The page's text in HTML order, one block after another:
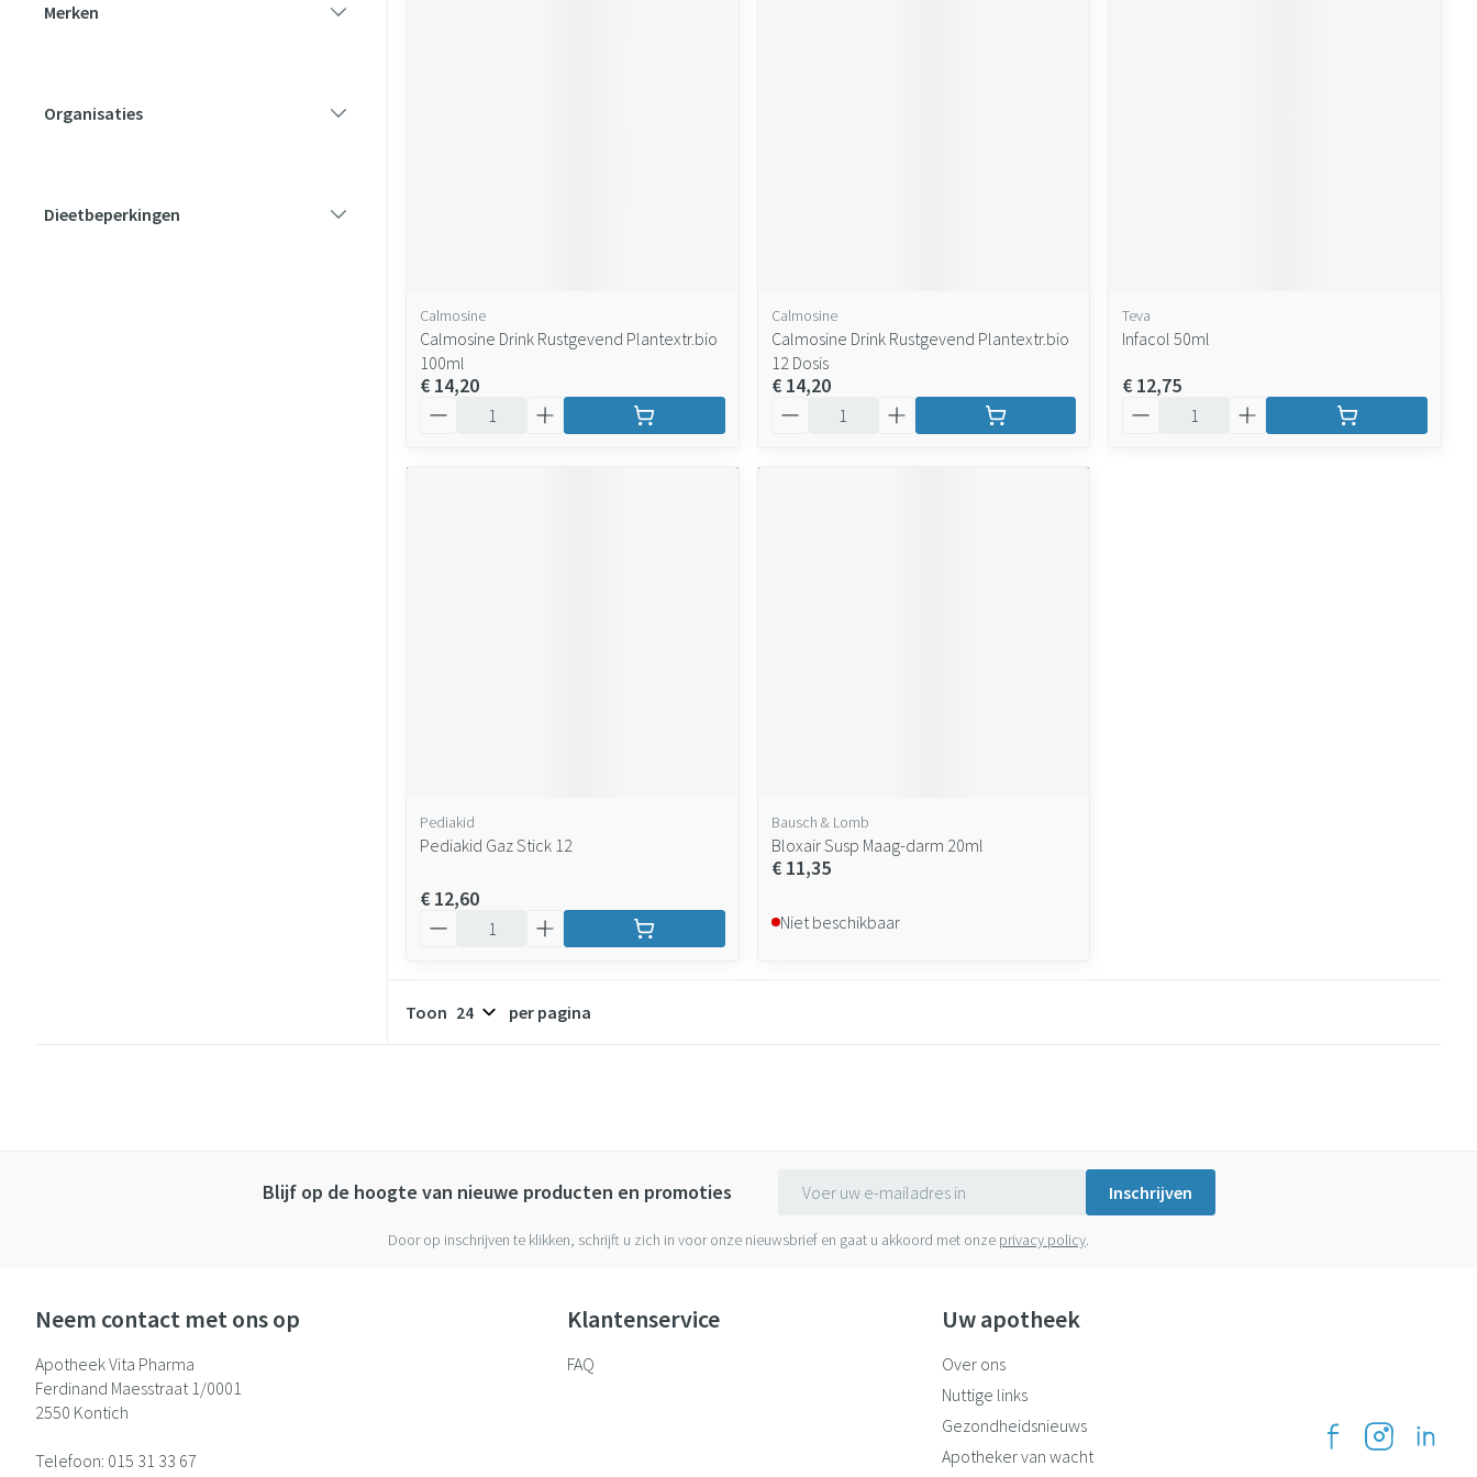
Merken
Organisaties
Dieetbeperkingen
Calmosine
Calmosine Drink Rustgevend Plantextr.bio
100ml
€ 14,20
Calmosine
Calmosine Drink Rustgevend Plantextr.bio
12 Dosis
€ 14,20
Teva
Infacol 50ml
€ 12,75
Pediakid
Pediakid Gaz Stick 12
€ 12,60
Bausch & Lomb
Bloxair Susp Maag-darm 20ml
€ 11,35
Niet beschikbaar
Toon per pagina
Blijf op de hoogte van nieuwe producten en promoties Inschrijven
Door op inschrijven te klikken, schrijft u zich in voor onze nieuwsbrief en gaat u akkoord met onze privacy policy.
Neem contact met ons op
Apotheek Vita Pharma
Ferdinand Maesstraat 1/0001
2550 Kontich
Telefoon: 015 31 33 67
Klantenservice
FAQ
Uw apotheek
Over ons
Nuttige links
Gezondheidsnieuws
Apotheker van wacht